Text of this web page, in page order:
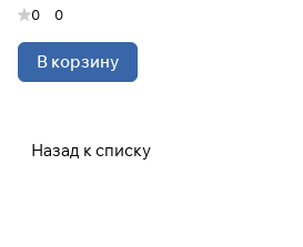
0 0
В корзину
Назад к списку